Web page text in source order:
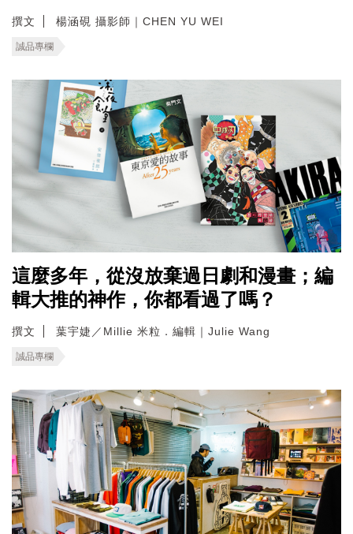
撰文 楊涵硯 攝影師｜CHEN YU WEI
誠品專欄
這麼多年，從沒放棄過日劇和漫畫；編
輯大推的神作，你都看過了嗎？
撰文 葉宇婕／Millie 米粒．編輯｜Julie Wang
誠品專欄